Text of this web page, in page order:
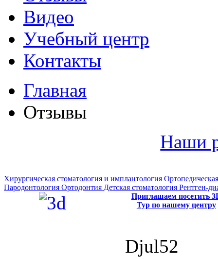
Видео
Учебный центр
Контакты
Главная
Отзывы
Наши
Хирургическая стоматология и имплантология
Пародонтология Ортодонтия Детская стоматология Рентген-
Приглашаем посетить
Тур по нашему центру
Djul52